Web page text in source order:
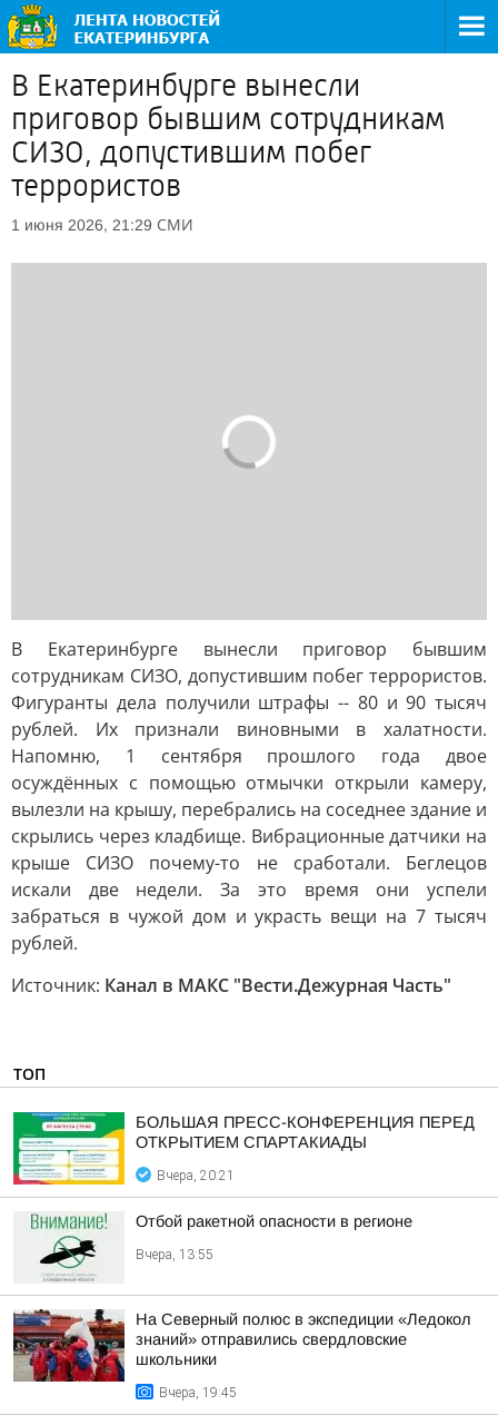
В Екатеринбурге вынесли
приговор бывшим сотрудникам
СИЗО, допустившим побег
террористов
1 июня 2026, 21:29 СМИ
В Екатеринбурге вынесли приговор бывшим
сотрудникам СИЗО, допустившим побег террористов.
Фигуранты дела получили штрафы -- 80 и 90 тысяч
рублей. Их признали виновными в халатности.
Напомню, 1 сентября прошлого года двое
осуждённых с помощью отмычки открыли камеру,
вылезли на крышу, перебрались на соседнее здание и
скрылись через кладбище. Вибрационные датчики на
крыше СИЗО почему-то не сработали. Беглецов
искали две недели. За это время они успели
забраться в чужой дом и украсть вещи на 7 тысяч
рублей.
Источник: Канал в МАКС "Вести.Дежурная Часть"
ТОП
БОЛЬШАЯ ПРЕСС-КОНФЕРЕНЦИЯ ПЕРЕД
ОТКРЫТИЕМ СПАРТАКИАДЫ
Вчера, 20:21
Отбой ракетной опасности в регионе
Вчера, 13:55
На Северный полюс в экспедиции «Ледокол
знаний» отправились свердловские
школьники
Вчера, 19:45